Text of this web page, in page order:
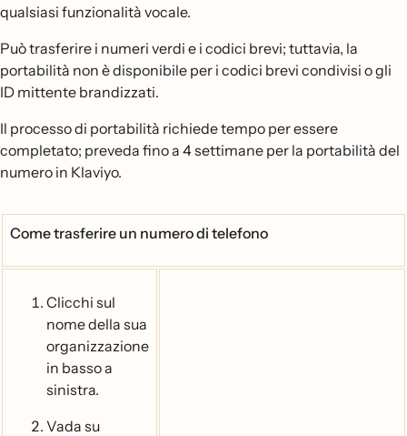
qualsiasi funzionalità vocale.
Può trasferire i numeri verdi e i codici brevi; tuttavia, la
portabilità non è disponibile per i codici brevi condivisi o gli
ID mittente brandizzati.
Il processo di portabilità richiede tempo per essere
completato; preveda fino a 4 settimane per la portabilità del
numero in Klaviyo.
Come trasferire un numero di telefono
Clicchi sul
nome della sua
organizzazione
in basso a
sinistra.
Vada su